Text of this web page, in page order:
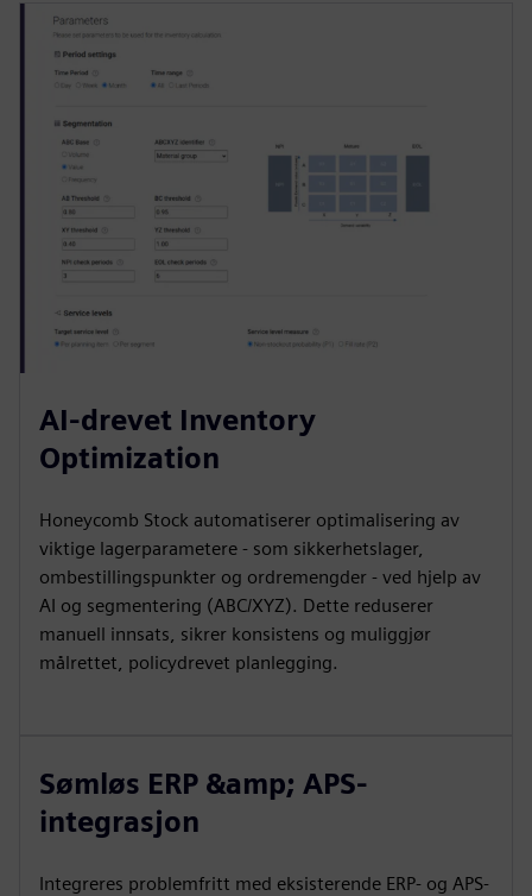
AI-drevet Inventory
Optimization
Honeycomb Stock automatiserer optimalisering av
viktige lagerparametere - som sikkerhetslager,
ombestillingspunkter og ordremengder - ved hjelp av
AI og segmentering (ABC/XYZ). Dette reduserer
manuell innsats, sikrer konsistens og muliggjør
målrettet, policydrevet planlegging.
Sømløs ERP &amp; APS-
integrasjon
Integreres problemfritt med eksisterende ERP- og APS-